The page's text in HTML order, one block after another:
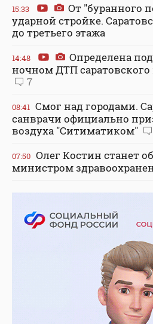
15:33
От "буранного
ударной стройке.
до третьего этажа
14:48
Определена
ночном ДТП саратовского
7
08:41 Смог над городами.
санврачи официально
воздуха "Ситиматиком"
07:50 Олег Костин станет
министром